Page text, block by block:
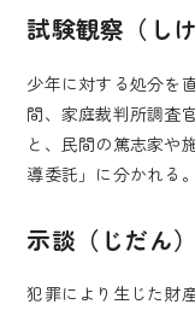
試験観察（し
少年に対する処分を
間、家庭裁判所調査
と、民間の篤志家や
導委託」に分かれる。
示談（じだん）
犯罪により生じた財